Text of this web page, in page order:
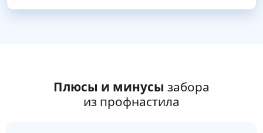
Плюсы и минусы забора
из профнастила